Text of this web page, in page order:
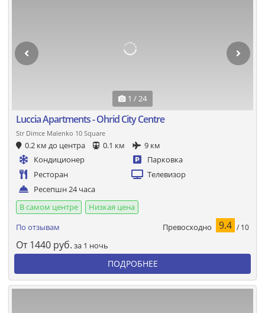
1 / 24
Luccia Apartments - Ohrid City Centre
Str Dimce Malenko 10 Square
0.2 км до центра 0.1 км
9 км
Кондиционер
Парковка
Ресторан
Телевизор
Ресепшн 24 часа
В самом центре
Низкая цена
По отзывам
Превосходно 9.4 / 10
От 1440 руб. за 1 ночь
ПОДРОБНЕЕ